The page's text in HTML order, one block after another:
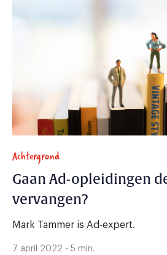
Achtergrond
Gaan Ad-opleidingen
vervangen?
Mark Tammer is Ad-expert.
7 april 2022 - 5 min.